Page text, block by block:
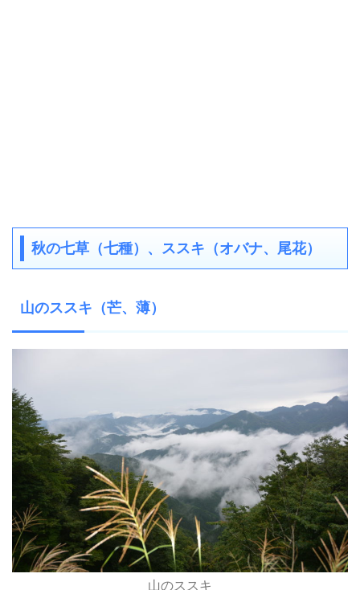
秋の七草（七種）、ススキ（オバナ、尾花）
山のススキ（芒、薄）
山のススキ